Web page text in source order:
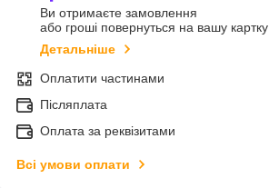
Ви отримаєте замовлення
або гроші повернуться на вашу картку
Детальніше
Оплатити частинами
Післяплата
Оплата за реквізитами
Всі умови оплати